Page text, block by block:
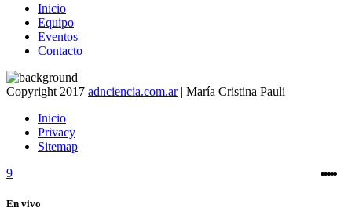
Inicio
Equipo
Eventos
Contacto
Copyright 2017 adnciencia.com.ar| María Cristina Pauli
Inicio
Privacy
Sitemap
En vivo